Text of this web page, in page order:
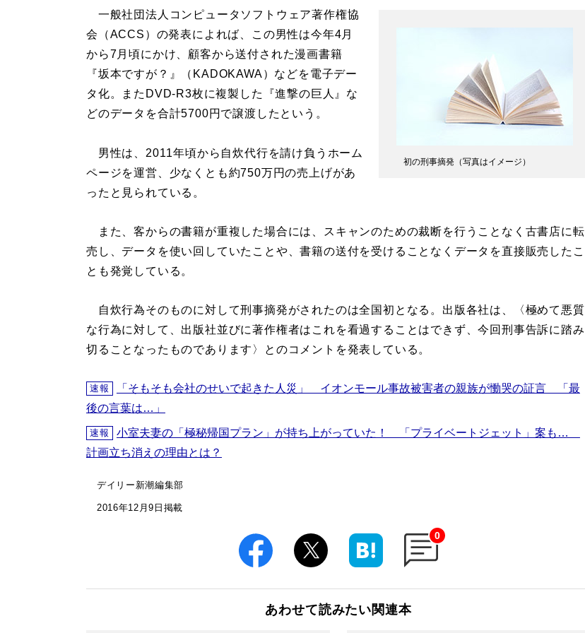
初の刑事摘発（写真はイメージ）
一般社団法人コンピュータソフトウェア著作権協
会（ACCS）の発表によれば、この男性は今年4月
から7月頃にかけ、顧客から送付された漫画書籍
『坂本ですが？』（KADOKAWA）などを電子デー
タ化。またDVD-R3枚に複製した『進撃の巨人』な
どのデータを合計5700円で譲渡したという。
男性は、2011年頃から自炊代行を請け負うホーム
ページを運営、少なくとも約750万円の売上げがあ
ったと見られている。
また、客からの書籍が重複した場合には、スキャンのための裁断を行うことなく古書店に転
売し、データを使い回していたことや、書籍の送付を受けることなくデータを直接販売したこ
とも発覚している。
自炊行為そのものに対して刑事摘発がされたのは全国初となる。出版各社は、〈極めて悪質
な行為に対して、出版社並びに著作権者はこれを看過することはできず、今回刑事告訴に踏み
切ることなったものであります〉とのコメントを発表している。
速報
「そもそも会社のせいで起きた人災」 イオンモール事故被害者の親族が慟哭の証言 「最
後の言葉は…」
速報
小室夫妻の「極秘帰国プラン」が持ち上がっていた！ 「プライベートジェット」案も…
計画立ち消えの理由とは？
デイリー新潮編集部
2016年12月9日掲載
0
あわせて読みたい関連本